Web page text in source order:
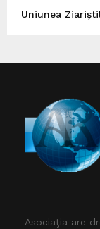
Uniunea
Asociaţia are